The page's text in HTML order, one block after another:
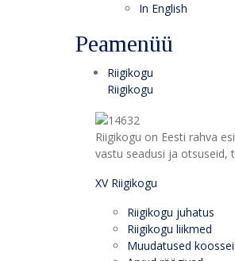
In English
Peamenüü
Riigikogu
Riigikogu
Riigikogu on Eesti rahva
vastu seadusi ja otsuseid,
XV Riigikogu
Riigikogu juhatus
Riigikogu liikmed
Muudatused